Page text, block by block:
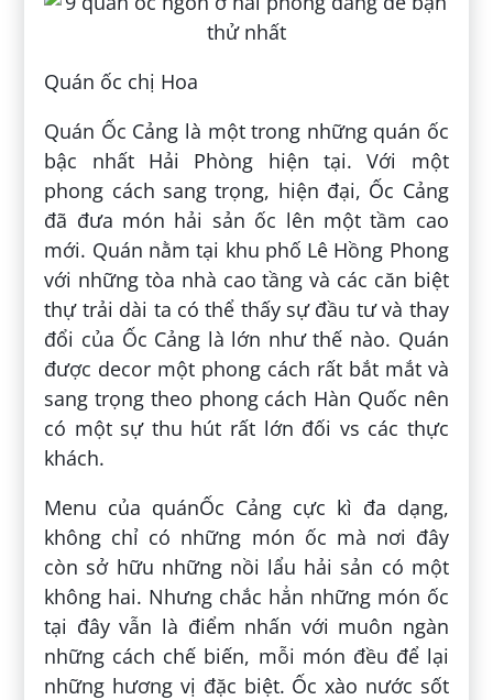
Quán ốc chị Hoa
Quán Ốc Cảng là một trong những quán ốc
bậc nhất Hải Phòng hiện tại. Với một
phong cách sang trọng, hiện đại, Ốc Cảng
đã đưa món hải sản ốc lên một tầm cao
mới. Quán nằm tại khu phố Lê Hồng Phong
với những tòa nhà cao tầng và các căn biệt
thự trải dài ta có thể thấy sự đầu tư và thay
đổi của Ốc Cảng là lớn như thế nào. Quán
được decor một phong cách rất bắt mắt và
sang trọng theo phong cách Hàn Quốc nên
có một sự thu hút rất lớn đối vs các thực
khách.
Menu của quánỐc Cảng cực kì đa dạng,
không chỉ có những món ốc mà nơi đây
còn sở hữu những nồi lẩu hải sản có một
không hai. Nhưng chắc hẳn những món ốc
tại đây vẫn là điểm nhấn với muôn ngàn
những cách chế biến, mỗi món đều để lại
những hương vị đặc biệt. Ốc xào nước sốt